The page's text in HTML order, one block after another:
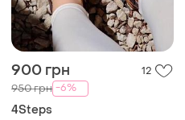
900 грн 12
950 грн -6%
4Steps